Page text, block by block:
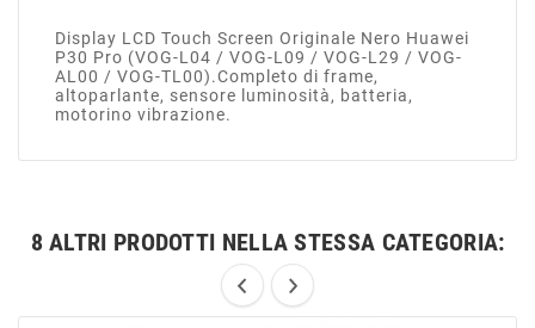
Display LCD Touch Screen Originale Nero Huawei
P30 Pro (VOG-L04 / VOG-L09 / VOG-L29 / VOG-
AL00 / VOG-TL00).Completo di frame,
altoparlante, sensore luminosità, batteria,
motorino vibrazione.
8 ALTRI PRODOTTI NELLA STESSA CATEGORIA: